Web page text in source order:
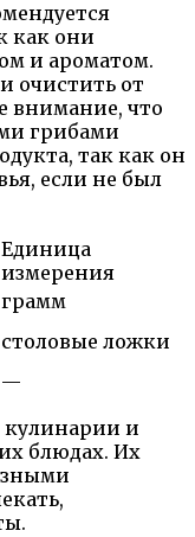
как они
и ароматом.
очистить от
внимание, что
грибами
так как он
если не был
Единица
измерения
грамм
столовые ложки
—
кулинарии и
блюдах. Их